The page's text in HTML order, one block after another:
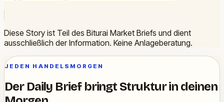
Diese Story ist Teil des Biturai Market Briefs und dient
ausschließlich der Information. Keine Anlageberatung.
JEDEN HANDELSMORGEN
Der Daily Brief bringt Struktur in deinen